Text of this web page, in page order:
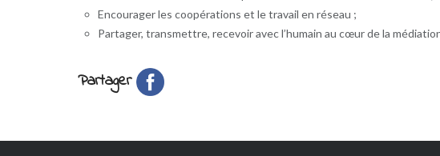
Encourager les coopérations et le travail en réseau ;
Partager, transmettre, recevoir avec l’humain au cœur de la
Partager